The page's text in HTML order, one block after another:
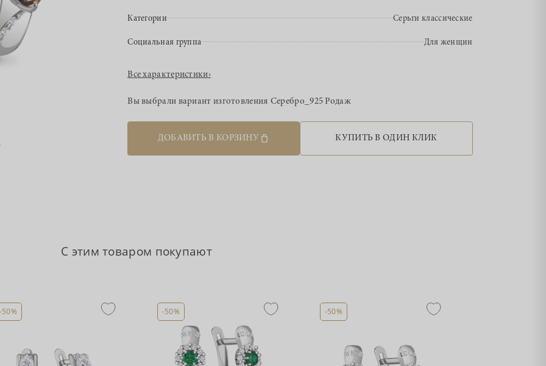
Категории Серьги классические
Социальная группа Для женщин
Все характеристики›
Вы выбрали вариант изготовления Серебро_925 Родаж
ДОБАВИТЬ В КОРЗИНУ КУПИТЬ В ОДИН КЛИК
С этим товаром покупают
-50% -50% -50%